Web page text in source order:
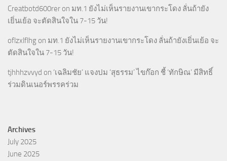
Creatbotd600rer on มท.1 ยังไม่เห็นรายงานเขากระโดง ลั่นถ้ายัง
เยิ่นเย้อ จะตัดสินใจใน 7-15 วัน!
oflzxlflhg on มท.1 ยังไม่เห็นรายงานเขากระโดง ลั่นถ้ายังเยิ่นเย้อ จะ
ตัดสินใจใน 7-15 วัน!
tjhhhzvvyd on ‘เฉลิมชัย’ แจงปม ‘สุธรรม’ ไขก๊อก ชี้ ‘ทักษิณ’ มีสิทธิ์
ร่วมดินเนอร์พรรคร่วม
Archives
July 2025
June 2025